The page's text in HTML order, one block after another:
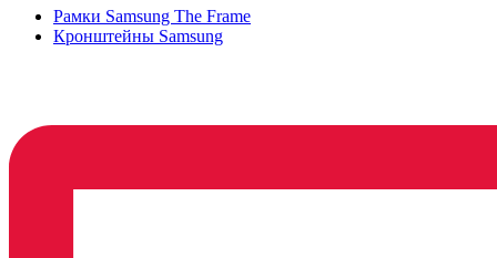
Рамки Samsung The Frame
Кронштейны Samsung